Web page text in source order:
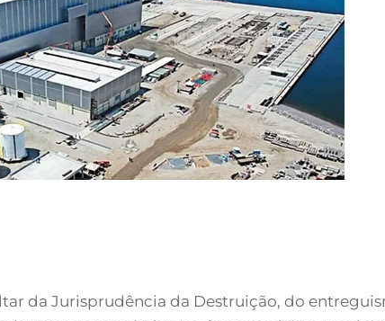
da Jurisprudência da Destruição, do